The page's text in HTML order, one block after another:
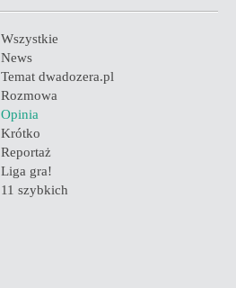
Wszystkie
News
Temat dwadozera.pl
Rozmowa
Opinia
Krótko
Reportaż
Liga gra!
11 szybkich